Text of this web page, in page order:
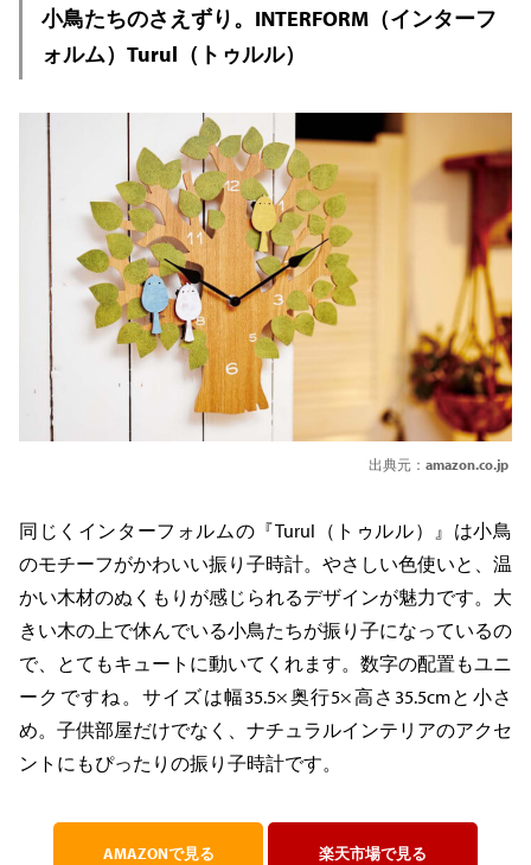
小鳥たちのさえずり。INTERFORM（インターフ
ォルム）Turul（トゥルル）
出典元： amazon.co.jp
同じくインターフォルムの『Turul（トゥルル）』は小鳥
のモチーフがかわいい振り子時計。やさしい色使いと、温
かい木材のぬくもりが感じられるデザインが魅力です。大
きい木の上で休んでいる小鳥たちが振り子になっているの
で、とてもキュートに動いてくれます。数字の配置もユニ
ークですね。サイズは幅35.5×奥行5×高さ35.5cmと小さ
め。子供部屋だけでなく、ナチュラルインテリアのアクセ
ントにもぴったりの振り子時計です。
AMAZONで見る 楽天市場で見る